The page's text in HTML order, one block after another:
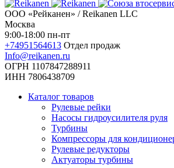
ООО «Рейканен» / Reikanen LLC
Москва
9:00-18:00 пн-пт
+74951564613 Отдел продаж
Info@reikanen.ru
ОГРН 1107847288911
ИНН 7806438709
Каталог товаров
Рулевые рейки
Насосы гидроусилителя руля
Турбины
Компрессоры для
Рулевые редукторы
Актуаторы турбины